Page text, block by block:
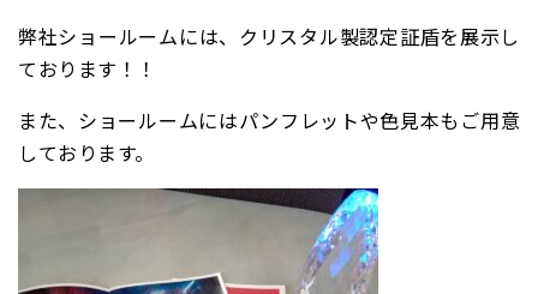
弊社ショールームには、クリスタル製認定証盾を展示し
ております！！
また、ショールームにはパンフレットや色見本もご用意
しております。